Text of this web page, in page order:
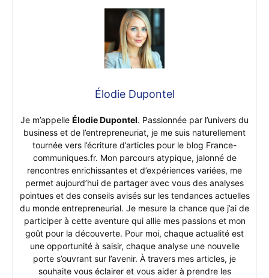
Élodie Dupontel
Je m’appelle Élodie Dupontel. Passionnée par l’univers du
business et de l’entrepreneuriat, je me suis naturellement
tournée vers l’écriture d’articles pour le blog France-
communiques.fr. Mon parcours atypique, jalonné de
rencontres enrichissantes et d’expériences variées, me
permet aujourd’hui de partager avec vous des analyses
pointues et des conseils avisés sur les tendances actuelles
du monde entrepreneurial. Je mesure la chance que j’ai de
participer à cette aventure qui allie mes passions et mon
goût pour la découverte. Pour moi, chaque actualité est
une opportunité à saisir, chaque analyse une nouvelle
porte s’ouvrant sur l’avenir. À travers mes articles, je
souhaite vous éclairer et vous aider à prendre les